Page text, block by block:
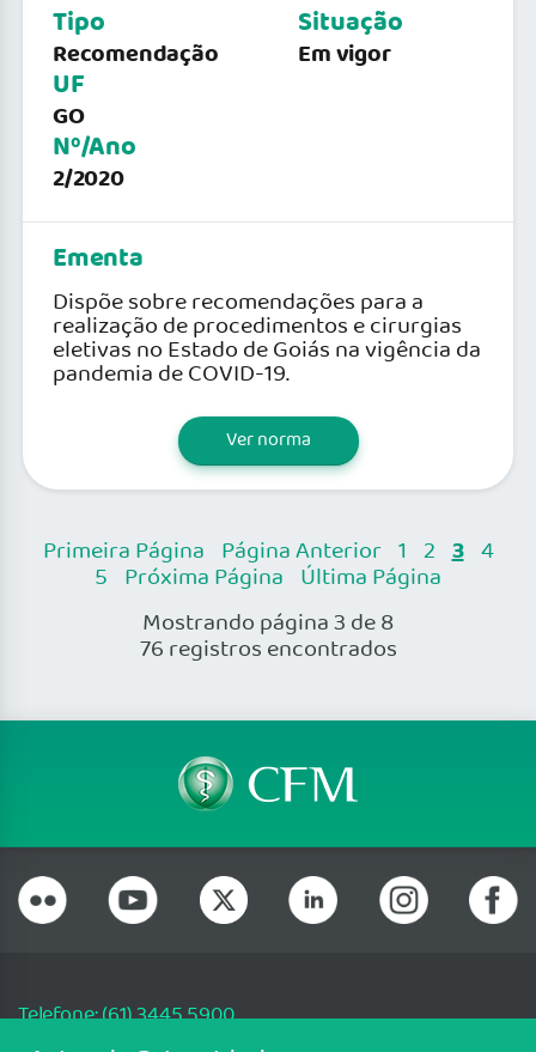
Tipo
Recomendação
UF
GO
Nº/Ano
2/2020
Situação
Em vigor
Ementa
Dispõe sobre recomendações para a
realização de procedimentos e cirurgias
eletivas no Estado de Goiás na vigência da
pandemia de COVID-19.
Ver norma
Primeira Página Página Anterior 1 2 3 4
5 Próxima Página Última Página
Mostrando página 3 de 8
76 registros encontrados
Telefone: (61) 3445 5900
Email: cfm@portalmedico.org.br